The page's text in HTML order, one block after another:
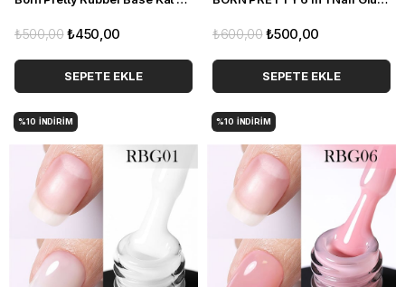
₺450,00
₺500,00
SEPETE EKLE
₺500,00
₺600,00
SEPETE EKLE
%10 İNDIRIM %10 İNDIRIM